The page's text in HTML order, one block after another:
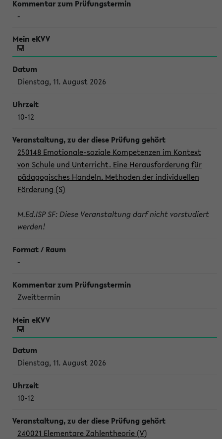
-
Dienstag, 11. August 2026
10-12
250148 Emotionale-soziale Kompetenzen im Kontext
von Schule und Unterricht. Eine Herausforderung für
pädagogisches Handeln. Methoden der individuellen
Förderung (S)
M.Ed.ISP SF: Diese Veranstaltung darf nicht vorstudiert
werden!
-
Zweittermin
Dienstag, 11. August 2026
10-12
240021 Elementare Zahlentheorie (V)